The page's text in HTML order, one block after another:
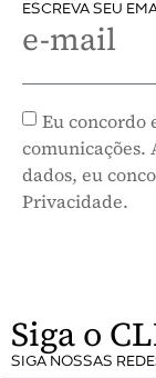
ESCREVA SEU
e-mail
Eu concordo
comunicações.
dados, eu
Privacidade.
Siga o
SIGA NOSSAS